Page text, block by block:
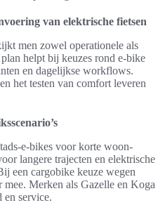
van elektrische fietsen
men zowel operationele als
helpt bij keuzes rond e-bike
en dagelijkse workflows.
het testen van comfort leveren
e-bikes voor korte woon-
langere trajecten en elektrische
een cargobike keuze wegen
Merken als Gazelle en Koga
en service.